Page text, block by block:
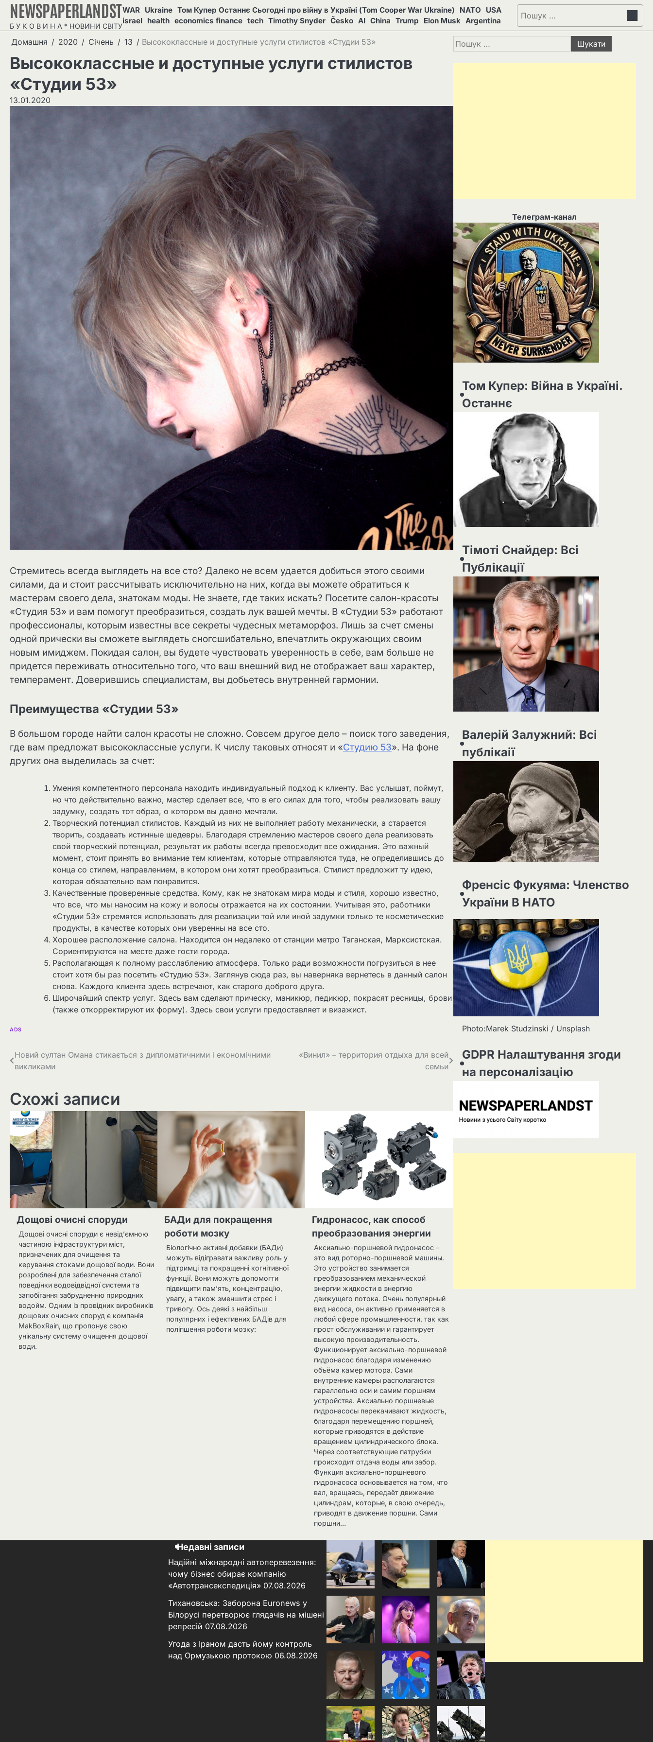
Перейти
вмісту
NEWSPAPERLANDST
Б У К О В И Н А * НОВИНИ СВІТУ
WAR Ukraine Том Купер Останнє Сьогодні про війну в Україні (Tom Cooper War Ukraine) NATO
USA
israel health economics finance tech Timothy Snyder Česko AI China Trump Elon Musk Argentina
Пошук:
Домашня 2020 Січень 13 Высококлассные и доступные услуги стилистов «Студии 53»
Высококлассные и доступные услуги стилистов
«Студии 53»
13.01.2020
Стремитесь всегда выглядеть на все сто? Далеко не всем удается добиться этого своими
силами, да и стоит рассчитывать исключительно на них, когда вы можете обратиться к
мастерам своего дела, знатокам моды. Не знаете, где таких искать? Посетите салон-красоты
«Студия 53» и вам помогут преобразиться, создать лук вашей мечты. В «Студии 53» работают
профессионалы, которым известны все секреты чудесных метаморфоз. Лишь за счет смены
одной прически вы сможете выглядеть сногсшибательно, впечатлить окружающих своим
новым имиджем. Покидая салон, вы будете чувствовать уверенность в себе, вам больше не
придется переживать относительно того, что ваш внешний вид не отображает ваш характер,
темперамент. Доверившись специалистам, вы добьетесь внутренней гармонии.
Преимущества «Студии 53»
В большом городе найти салон красоты не сложно. Совсем другое дело – поиск того заведения,
где вам предложат высококлассные услуги. К числу таковых относят и «Студию 53». На фоне
других она выделилась за счет:
Умения компетентного персонала находить индивидуальный подход к клиенту. Вас услышат, поймут,
но что действительно важно, мастер сделает все, что в его силах для того, чтобы реализовать вашу
задумку, создать тот образ, о котором вы давно мечтали.
Творческий потенциал стилистов. Каждый из них не выполняет работу механически, а старается
творить, создавать истинные шедевры. Благодаря стремлению мастеров своего дела реализовать
свой творческий потенциал, результат их работы всегда превосходит все ожидания. Это важный
момент, стоит принять во внимание тем клиентам, которые отправляются туда, не определившись до
конца со стилем, направлением, в котором они хотят преобразиться. Стилист предложит ту идею,
которая обязательно вам понравится.
Качественные проверенные средства. Кому, как не знатокам мира моды и стиля, хорошо известно,
что все, что мы наносим на кожу и волосы отражается на их состоянии. Учитывая это, работники
«Студии 53» стремятся использовать для реализации той или иной задумки только те косметические
продукты, в качестве которых они уверенны на все сто.
Хорошее расположение салона. Находится он недалеко от станции метро Таганская, Марксистская.
Сориентируются на месте даже гости города.
Располагающая к полному расслаблению атмосфера. Только ради возможности погрузиться в нее
стоит хотя бы раз посетить «Студию 53». Заглянув сюда раз, вы наверняка вернетесь в данный салон
снова. Каждого клиента здесь встречают, как старого доброго друга.
Широчайший спектр услуг. Здесь вам сделают прическу, маникюр, педикюр, покрасят ресницы, брови
(также откорректируют их форму). Здесь свои услуги предоставляет и визажист.
ADS
Навігація
Новий султан Омана стикається з дипломатичними і економічними
викликами
«Винил» – территория отдыха для всей
семьи
Схожі записи
Дощові очисні споруди
Дощові очисні споруди є невід’ємною
частиною інфраструктури міст,
призначених для очищення та
керування стоками дощової води. Вони
розроблені для забезпечення сталої
поведінки водовідвідної системи та
запобігання забрудненню природних
водойм. Одним із провідних виробників
дощових очисних споруд є компанія
MakBoxRain, що пропонує свою
унікальну систему очищення дощової
води.
БАДи для покращення
роботи мозку
Біологічно активні добавки (БАДи)
можуть відігравати важливу роль у
підтримці та покращенні когнітивної
функції. Вони можуть допомогти
підвищити пам’ять, концентрацію,
увагу, а також зменшити стрес і
тривогу. Ось деякі з найбільш
популярних і ефективних БАДів для
поліпшення роботи мозку:
Гидронасос, как способ
преобразования энергии
Аксиально-поршневой гидронасос –
это вид роторно-поршневой машины.
Это устройство занимается
преобразованием механической
энергии жидкости в энергию
движущего потока. Очень популярный
вид насоса, он активно применяется в
любой сфере промышленности, так как
прост обслуживании и гарантирует
высокую производительность.
Функционирует аксиально-поршневой
гидронасос благодаря изменению
объёма камер мотора. Сами
внутренние камеры располагаются
параллельно оси и самим поршням
устройства. Аксиально поршневые
гидронасосы перекачивают жидкость,
благодаря перемещению поршней,
которые приводятся в действие
вращением цилиндрического блока.
Через соответствующие патрубки
происходит отдача воды или забор.
Функция аксиально-поршневого
гидронасоса основывается на том, что
вал, вращаясь, передаёт движение
цилиндрам, которые, в свою очередь,
приводят в движение поршни. Сами
поршни…
Пошук:
Телеграм-канал
Том Купер: Війна в Україні.
Останнє
Тімоті Снайдер: Всі
Публікації
Валерій Залужний: Всі
публікаії
Френсіс Фукуяма: Членство
України В НАТО
Photo:Marek Studzinski / Unsplash
GDPR Налаштування згоди
на персоналізацію
Недавні записи
Надійні міжнародні автоперевезення:
чому бізнес обирає компанію
«Автотрансекспедиція» 07.08.2026
Тихановська: Заборона Euronews у
Білорусі перетворює глядачів на мішені
репресій 07.08.2026
Угода з Іраном дасть йому контроль
над Ормузькою протокою 06.08.2026